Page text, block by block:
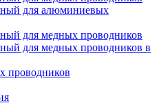
для алюминиевых
для медных проводников
для медных проводников в
проводников